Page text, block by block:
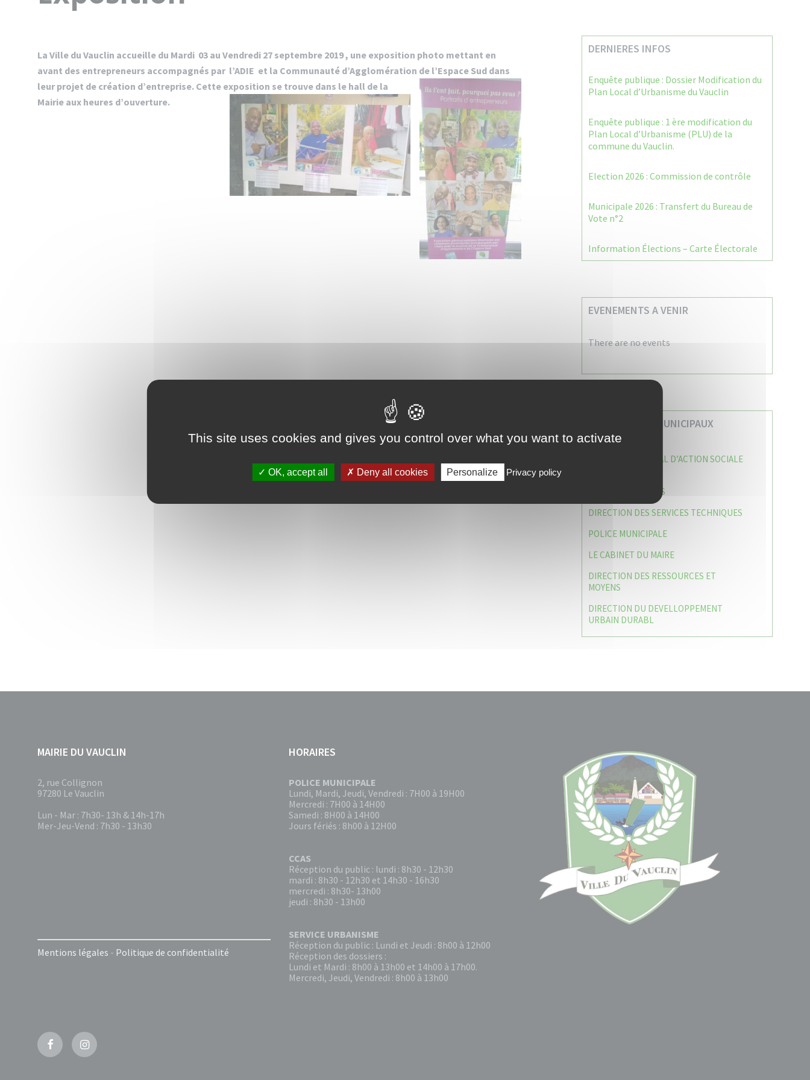
La Ville du Vauclin accueille du Mardi 03 au Vendredi 27 septembre 2019 , une exposition photo mettant en
avant des entrepreneurs accompagnés par l’ADIE et la Communauté d’Agglomération de l’Espace Sud dans
leur projet de création d’entreprise. Cette exposition se trouve dans le hall de la
Mairie aux heures d’ouverture.
DERNIERES INFOS
Enquête publique : Dossier Modification du
Plan Local d’Urbanisme du Vauclin
Enquête publique : 1 ère modification du
Plan Local d’Urbanisme (PLU) de la
commune du Vauclin.
Election 2026 : Commission de contrôle
Municipale 2026 : Transfert du Bureau de
Vote n°2
Information Élections – Carte Électorale
EVENEMENTS A VENIR
There are no events
VOS SERVICES MUNICIPAUX
CENTRE COMMUNAL D’ACTION SOCIALE
CAISSE DES ÉCOLES
DIRECTION DES SERVICES TECHNIQUES
POLICE MUNICIPALE
LE CABINET DU MAIRE
DIRECTION DES RESSOURCES ET
MOYENS
DIRECTION DU DEVELLOPPEMENT
URBAIN DURABL
MAIRIE DU VAUCLIN
2, rue Collignon
97280 Le Vauclin
Lun - Mar : 7h30- 13h & 14h-17h
Mer-Jeu-Vend : 7h30 - 13h30
Mentions légales - Politique de confidentialité
HORAIRES
POLICE MUNICIPALE
Lundi, Mardi, Jeudi, Vendredi : 7H00 à 19H00
Mercredi : 7H00 à 14H00
Samedi : 8H00 à 14H00
Jours fériés : 8h00 à 12H00
CCAS
Réception du public : lundi : 8h30 - 12h30
mardi : 8h30 - 12h30 et 14h30 - 16h30
mercredi : 8h30- 13h00
jeudi : 8h30 - 13h00
SERVICE URBANISME
Réception du public : Lundi et Jeudi : 8h00 à 12h00
Réception des dossiers :
Lundi et Mardi : 8h00 à 13h00 et 14h00 à 17h00.
Mercredi, Jeudi, Vendredi : 8h00 à 13h00
FacebookInstagram
This site uses cookies and gives you control over what you want to activate
OK, accept all Deny all cookies Personalize Privacy policy